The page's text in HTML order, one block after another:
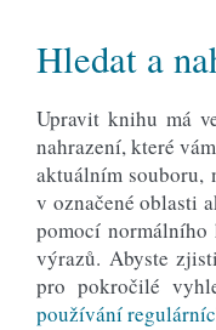
Hledat a
Upravit knihu má
nahrazení, které
aktuálním souboru,
v označené oblasti
pomocí
výrazů. Abyste
pro pokročilé
používání